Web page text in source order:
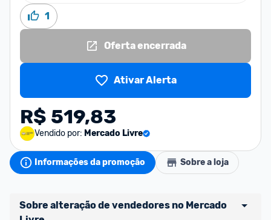
1
Oferta encerrada
Ativar Alerta
R$ 519,83
Vendido por: Mercado Livre
Informações da promoção Sobre a loja
Sobre alteração de vendedores no Mercado